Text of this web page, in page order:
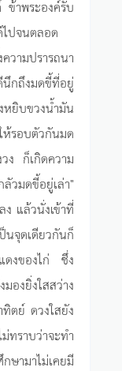
ข้าพระองค์รับ
ปจนตลอด
ามปรารถนา
นึกถึงมดขี้ที่อยู่
หยิบขวงน้ำมัน
รอบตัวกันมด
ง ก็เกิดความ
วมดขี้อยู่เล่า"
แล้วนั่งเข้าที่
จุดเดียวกันก็
ดงของไก่ ซึ่ง
องยิ่งใสสว่าง
ตย์ ดวงใสยัง
ราบว่าจะทำ
ษามาไม่เคยมี